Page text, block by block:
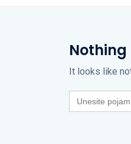
It looks like
Search
for: